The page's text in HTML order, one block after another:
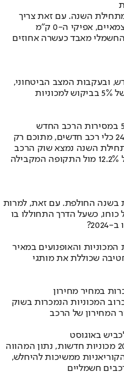
מתחילת השנה. עם זאת צריך
לתת את הדעת על מספר רישומי היד העצמאיים, אפיקי ה-0 ק"מ
החשמלי מאבד כעשרה אחוזים
ובעקבות המצב הביטחוני,
נתוני פלטפורמת יד2 מצביעים על ירידה של 5% בביקוש למכוניות
בחודש החולף עלו לכבישי ישראל רק 24,611 כלי רכב חדשים, מתוכם רק
מתחילת השנה נמצא שוק הרכב
דווקא בעליה עם 71,224 מסירות ועליה של 12.2% מול התקופה המקבילה
בשנה החולפת. עם זאת, למרות
כשעל הדרך התחוללו בו
והאופנועים במאיר
שכוללת את מותגי
המכוניות הנמכרות בשוק
המחירון של הרכב
מתחילת השנה עלו לכבישי ישראל 203,022 מכוניות חדשות, נתון המהווה
ממשיכות להיחלש,
חשמליים